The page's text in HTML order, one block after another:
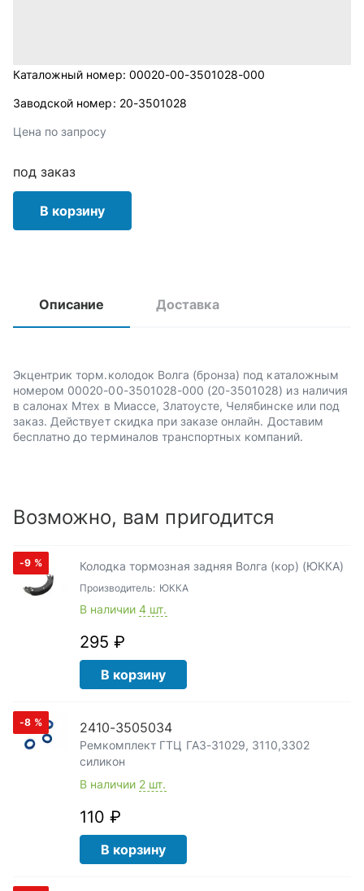
Каталожный номер: 00020-00-3501028-000
Заводской номер: 20-3501028
Цена по запросу
под заказ
В корзину
Описание Доставка
Экцентрик торм.колодок Волга (бронза) под каталожным
номером 00020-00-3501028-000 (20-3501028) из наличия
в салонах Мтех в Миассе, Златоусте, Челябинске или под
заказ. Действует скидка при заказе онлайн. Доставим
бесплатно до терминалов транспортных компаний.
Возможно, вам пригодится
-9 % Колодка тормозная задняя Волга (кор) (ЮККА)
Производитель: ЮККА
В наличии 4 шт.
295 ₽
В корзину
-8 % 2410-3505034
Ремкомплект ГТЦ ГАЗ-31029, 3110,3302
силикон
В наличии 2 шт.
110 ₽
В корзину